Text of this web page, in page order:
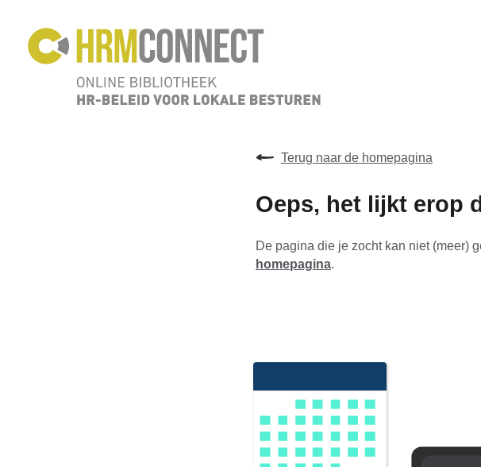
Terug naar de homepagina
Oeps, het lijkt erop
De pagina die je zocht kan niet (meer)
homepagina.